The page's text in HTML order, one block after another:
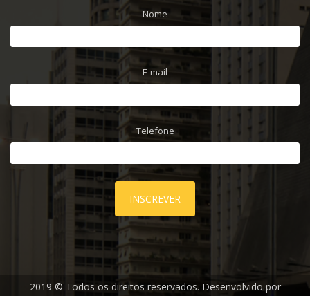
Nome
E-mail
Telefone
INSCREVER
2019 © Todos os direitos reservados. Desenvolvido por